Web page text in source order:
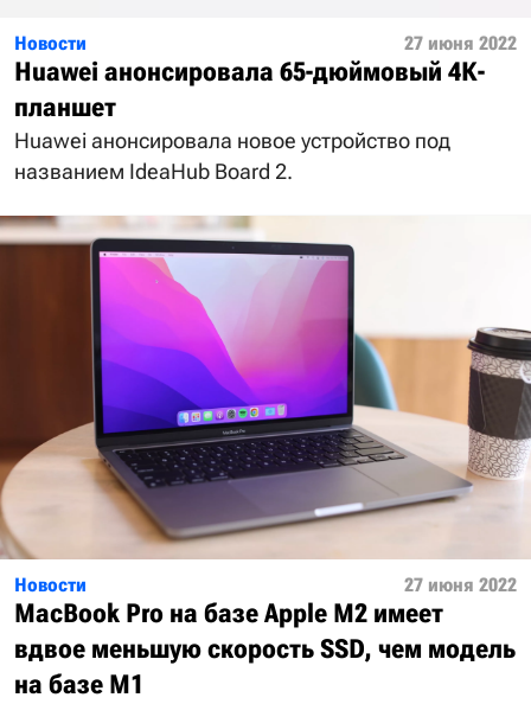
Новости 27 июня 2022
Huawei анонсировала 65-дюймовый 4К-
планшет
Huawei анонсировала новое устройство под
названием IdeaHub Board 2.
Новости 27 июня 2022
MacBook Pro на базе Apple M2 имеет
вдвое меньшую скорость SSD, чем модель
на базе M1